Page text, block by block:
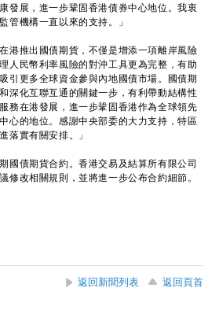
發展，進一步鞏固香港債券中心地位。我衷
管機構一直以來的支持。」
推出國債期貨，不僅是增添一項離岸風險
人民幣利率風險的對沖工具更為完整，有助
引更多全球資金參與內地國債市場。國債期
深化互聯互通的關鍵一步，有利帶動結構性
務在港發展，進一步鞏固香港作為全球領先
心的地位。感謝中央部委的大力支持，特區
落實有關安排。」
債期貨合約。香港交易及結算所有限公司
修改相關規則，並將進一步公布合約細節。
返回新聞列表
返回頁首